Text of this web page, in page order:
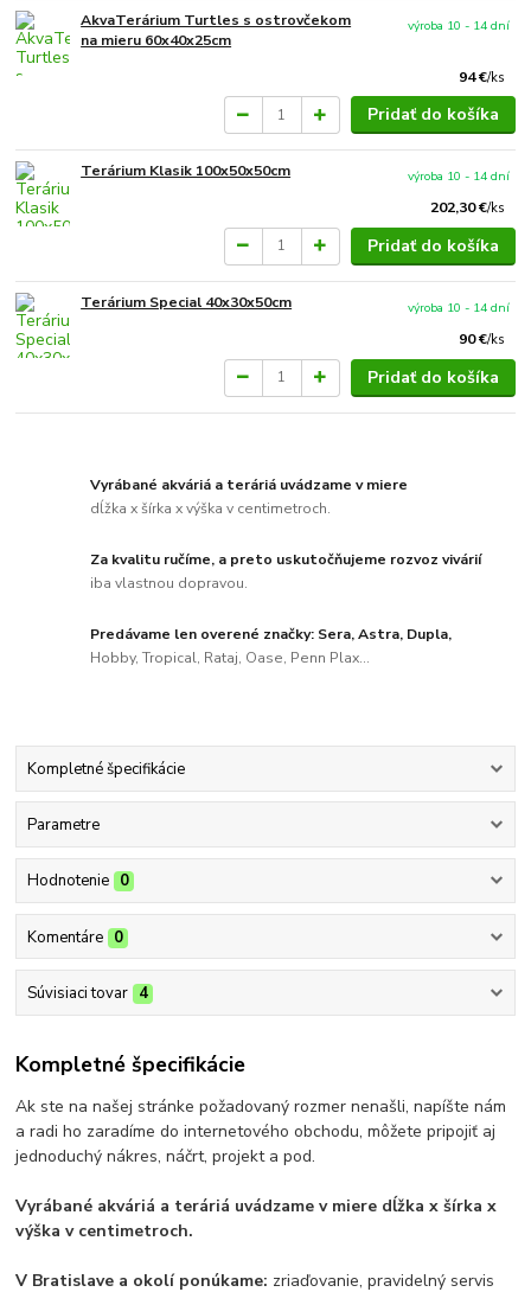
AkvaTerárium Turtles s ostrovčekom
na mieru 60x40x25cm
94 €/ks
výroba 10 - 14 dní
Pridať do košíka
Terárium Klasik 100x50x50cm
202,30 €/ks
výroba 10 - 14 dní
Pridať do košíka
Terárium Special 40x30x50cm
90 €/ks
výroba 10 - 14 dní
Pridať do košíka
Vyrábané akváriá a teráriá uvádzame v miere
dĺžka x šírka x výška v centimetroch.
Za kvalitu ručíme, a preto uskutočňujeme rozvoz vivárií
iba vlastnou dopravou.
Predávame len overené značky: Sera, Astra, Dupla,
Hobby, Tropical, Rataj, Oase, Penn Plax...
Kompletné špecifikácie
Parametre
Hodnotenie 0
Komentáre 0
Súvisiaci tovar 4
Kompletné špecifikácie
Ak ste na našej stránke požadovaný rozmer nenašli, napíšte nám
a radi ho zaradíme do internetového obchodu, môžete pripojiť aj
jednoduchý nákres, náčrt, projekt a pod.
Vyrábané akváriá a teráriá uvádzame v miere dĺžka x šírka x
výška v centimetroch.
V Bratislave a okolí ponúkame: zriaďovanie, pravidelný servis